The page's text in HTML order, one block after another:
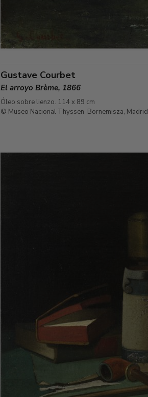
Gustave Courbet
El arroyo Brème, 1866
Óleo sobre lienzo. 114 x 89 cm
© Museo Nacional Thyssen-Bornemisza, Madrid